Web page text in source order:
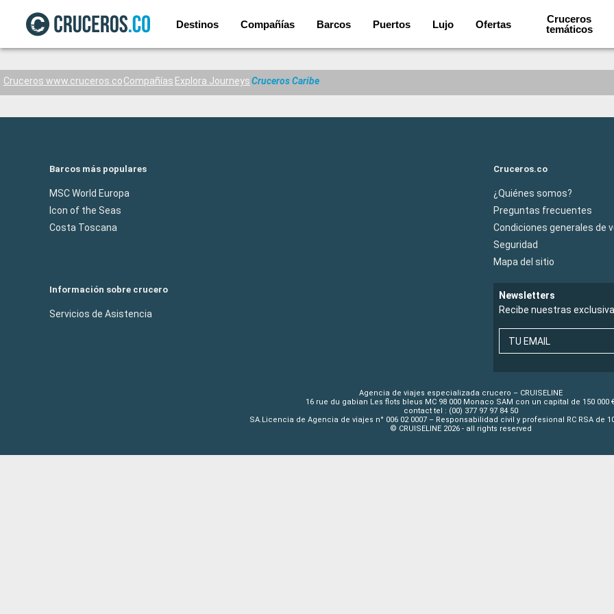
Destinos Compañías Barcos Puertos Lujo Ofertas
Cruceros
temáticos
Cruceros www.cruceros.coCompañías Explora JourneysCruceros Caribe
Barcos más populares
MSC World Europa
Icon of the Seas
Costa Toscana
Cruceros.co
¿Quiénes somos?
Preguntas frecuentes
Condiciones generales de
Seguridad
Mapa del sitio
Información sobre crucero
Servicios de Asistencia
Newsletters
Recibe nuestras
TU EMAIL
Agencia de viajes especializada crucero – CRUISELINE
16 rue du gabian Les flots bleus MC 98 000 Monaco SAM con un capital de 150 000 €
contact tel : (00) 377 97 97 84 50
SA.Licencia de Agencia de viajes n° 006 02 0007 – Responsabilidad civil y profesional RC RSA de 10
© CRUISELINE 2026 - all rights reserved